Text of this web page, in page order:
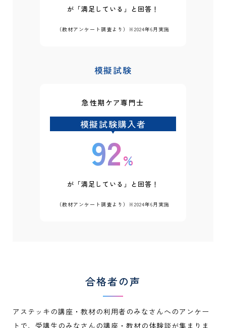
が「満足している」と回答！
（教材アンケート調査より）※2024年6月実施
模擬試験
急性期ケア専門士
模擬試験購入者
92%
が「満足している」と回答！
（教材アンケート調査より）※2024年6月実施
合格者の声
アステッキの講座・教材の利用者のみなさんへのアンケー
トで、受講生のみなさんの講座・教材の体験談が集まりま